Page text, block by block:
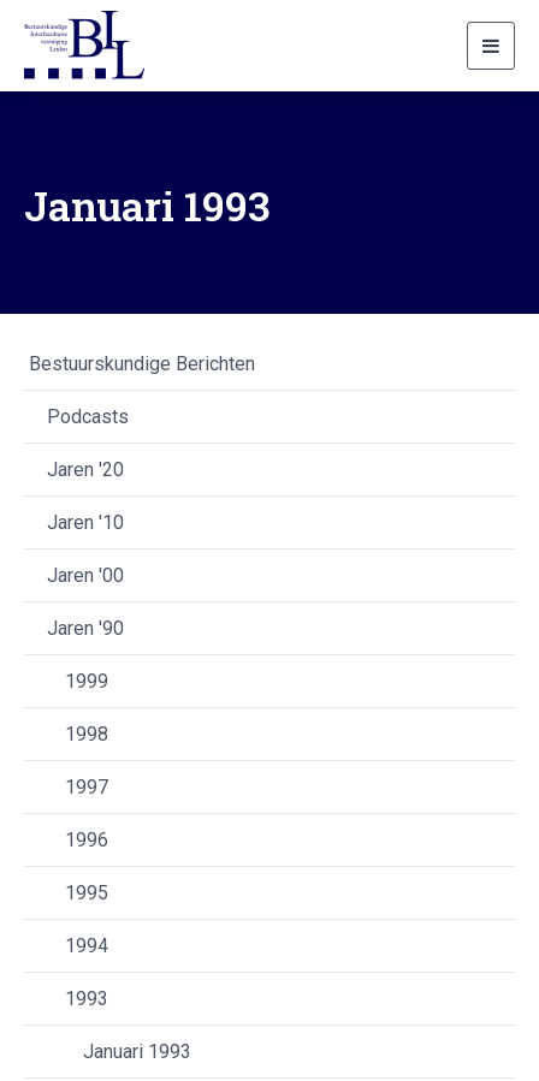
Januari 1993
Bestuurskundige Berichten
Podcasts
Jaren '20
Jaren '10
Jaren '00
Jaren '90
1999
1998
1997
1996
1995
1994
1993
Januari 1993